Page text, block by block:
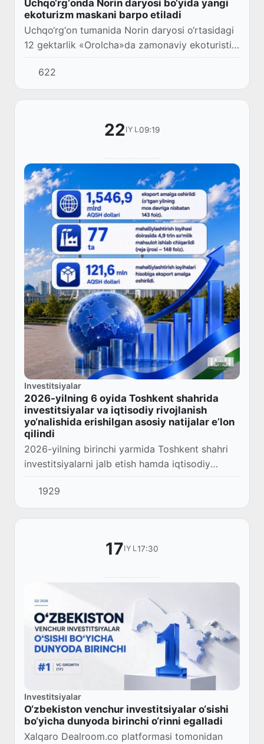
Uchqo‘rg‘onda Norin daryosi bo‘yida yangi
ekoturizm maskani barpo etiladi
Uchqo‘rg‘on tumanida Norin daryosi o‘rtasidagi
12 gektarlik «Orolcha»da zamonaviy ekoturistik
markaz tashkil etish rejalashtirilmoqda. Loyiha
doirasida 50 ta savdo va xizmat ko‘rsa...
622
22IYL09:19
Investitsiyalar
2026-yilning 6 oyida Toshkent shahrida
investitsiyalar va iqtisodiy rivojlanish
yo‘nalishida erishilgan asosiy natijalar e’lon
qilindi
2026-yilning birinchi yarmida Toshkent shahri
investitsiyalarni jalb etish hamda iqtisodiy
rivojlanish sur’atlari bo‘yicha mamlakatning
yetakchi hududlaridan biri bo‘ldi.
1929
17IYL17:30
Investitsiyalar
O‘zbekiston venchur investitsiyalar o‘sishi
bo‘yicha dunyoda birinchi o‘rinni egalladi
Xalqaro Dealroom.co platformasi tomonidan